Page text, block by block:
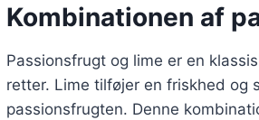
Kombinationen af
Passionsfrugt og lime er en
retter. Lime tilføjer en friskhed og
passionsfrugten. Denne